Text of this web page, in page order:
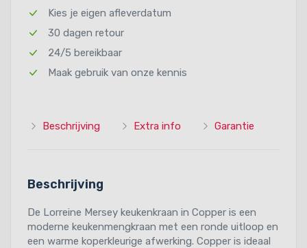
Kies je eigen afleverdatum
30 dagen retour
24/5 bereikbaar
Maak gebruik van onze kennis
Beschrijving Extra info Garantie
Beschrijving
De Lorreine Mersey keukenkraan in Copper is een
moderne keukenmengkraan met een ronde uitloop en
een warme koperkleurige afwerking. Copper is ideaal